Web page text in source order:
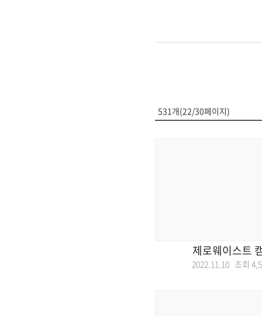
531개(22/30페이지)
제로웨이스트
2022.11.10 조회